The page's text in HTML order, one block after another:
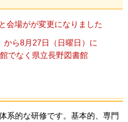
会場がが変更になりました
から8月27日（日曜日）に
でなく県立長野図書館
系的な研修です。基本的、専門